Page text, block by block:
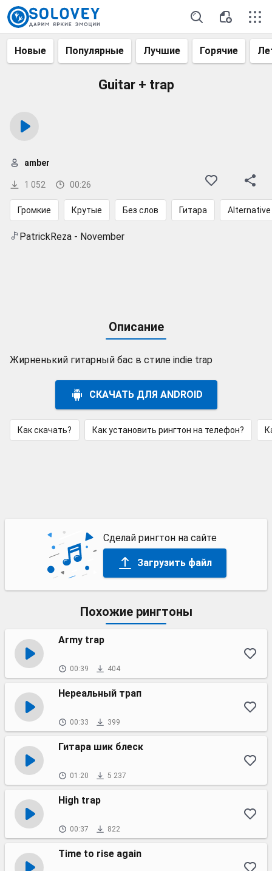
Новые Популярные Лучшие Горячие
Guitar + trap
1 052 00:26
amber
Громкие Крутые Без слов Гитара Alternative
PatrickReza - November
Описание
Жирненький гитарный бас в стиле indie trap
СКАЧАТЬ ДЛЯ ANDROID
Как скачать? Как установить рингтон на телефон?
Сделай рингтон на сайте
Загрузить файл
Похожие рингтоны
Army trap
00:39 404
Нереальный трап
00:33 399
Гитара шик блеск
01:20 5 237
High trap
00:37 822
Time to rise again